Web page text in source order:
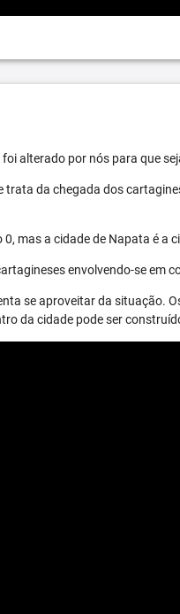
alterado por nós para que
trata da chegada dos
mas a cidade de Napata é a
envolvendo-se em
se aproveitar da situação.
da cidade pode ser